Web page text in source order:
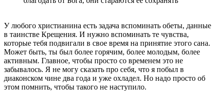
У любого христианина есть задача вспоминать обеты, данные
в таинстве Крещения. И нужно вспоминать те чувства,
которые тебя подвигали в свое время на принятие этого сана.
Может быть, ты был более горячим, более молодым, более
активным. Главное, чтобы просто со временем это не
забывалось. Я не могу сказать про себя, что я побыл в
диаконском чине два года и уже охладел. Но надо просто об
этом помнить, чтобы такого не наступило.